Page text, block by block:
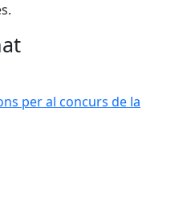
per al concurs de la